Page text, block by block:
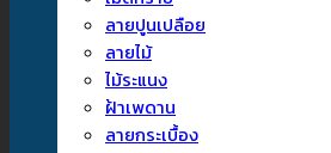
ลายปูนเปลือย
ลายไม้
ไม้ระแนง
ฝ้าเพดาน
ลายกระเบื้อง